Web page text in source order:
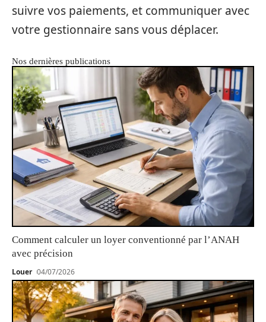
suivre vos paiements, et communiquer avec
votre gestionnaire sans vous déplacer.
Nos dernières publications
Comment calculer un loyer conventionné par l’ANAH
avec précision
Louer 04/07/2026